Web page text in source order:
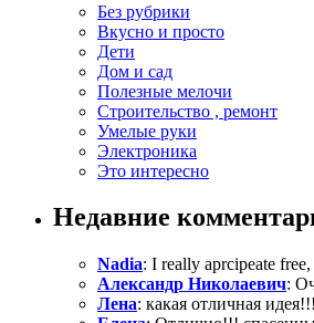
Без рубрики
Вкусно и просто
Дети
Дом и сад
Полезные мелочи
Строительство , ремонт
Умелые руки
Электроника
Это интересно
Недавние
Nadia: I really aprcipeate
Александр Николаевич:
Лена: какая отличная